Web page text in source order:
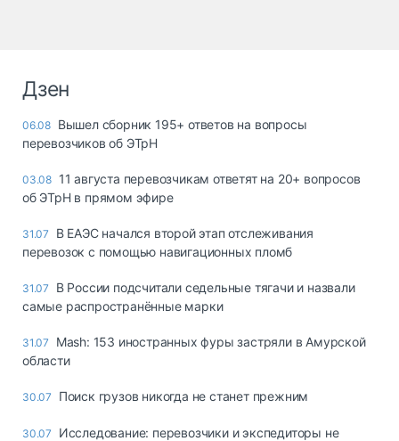
Дзен
06.08 Вышел сборник 195+ ответов на вопросы
перевозчиков об ЭТрН
03.08 11 августа перевозчикам ответят на 20+ вопросов
об ЭТрН в прямом эфире
31.07
В ЕАЭС начался второй этап отслеживания
перевозок с помощью навигационных пломб
31.07
В России подсчитали седельные тягачи и назвали
самые распространённые марки
31.07
Mash: 153 иностранных фуры застряли в Амурской
области
30.07 Поиск грузов никогда не станет прежним
30.07
Исследование: перевозчики и экспедиторы не